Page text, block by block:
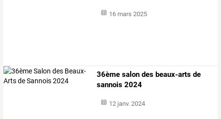
16 mars 2025
36ème salon des beaux-arts de
sannois 2024
12 janv. 2024